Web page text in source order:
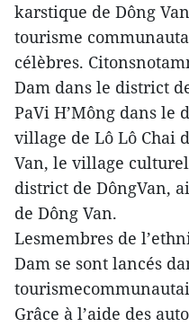
karstique de Dông
tourisme
célèbres.
Dam dans le district
PaVi H’Mông dans le
village de Lô Lô Chai
Van, le village
district de DôngVan,
de Dông Van.
Lesmembres de
Dam se sont lancés
Grâce à l’aide des